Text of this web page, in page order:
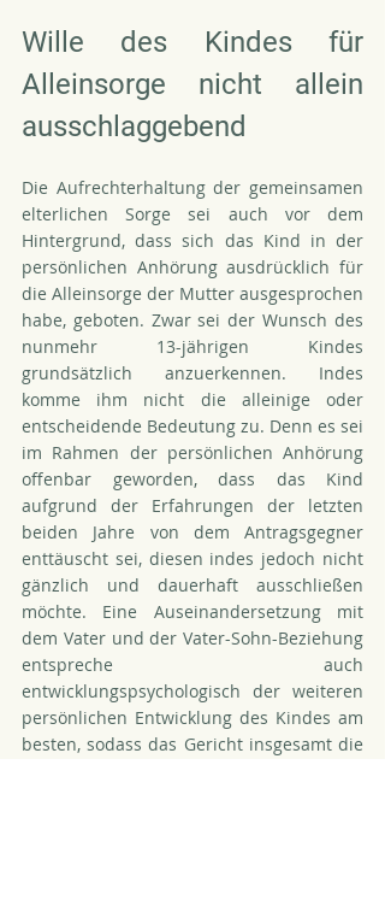
Wille des Kindes für
Alleinsorge nicht allein
ausschlaggebend
Die Aufrechterhaltung der gemeinsamen
elterlichen Sorge sei auch vor dem
Hintergrund, dass sich das Kind in der
persönlichen Anhörung ausdrücklich für
die Alleinsorge der Mutter ausgesprochen
habe, geboten. Zwar sei der Wunsch des
nunmehr 13-jährigen Kindes
grundsätzlich anzuerkennen. Indes
komme ihm nicht die alleinige oder
entscheidende Bedeutung zu. Denn es sei
im Rahmen der persönlichen Anhörung
offenbar geworden, dass das Kind
aufgrund der Erfahrungen der letzten
beiden Jahre von dem Antragsgegner
enttäuscht sei, diesen indes jedoch nicht
gänzlich und dauerhaft ausschließen
möchte. Eine Auseinandersetzung mit
dem Vater und der Vater-Sohn-Beziehung
entspreche auch
entwicklungspsychologisch der weiteren
persönlichen Entwicklung des Kindes am
besten, sodass das Gericht insgesamt die